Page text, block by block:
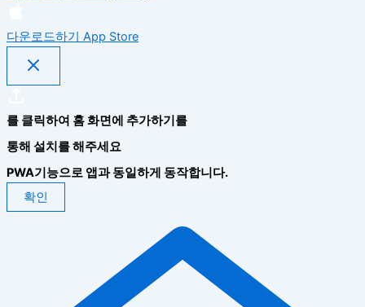
다운로드하기 App Store
를 클릭하여 홈 화면에 추가하기를
통해 설치를 해주세요
PWA기능으로 앱과 동일하게 동작합니다.
확인